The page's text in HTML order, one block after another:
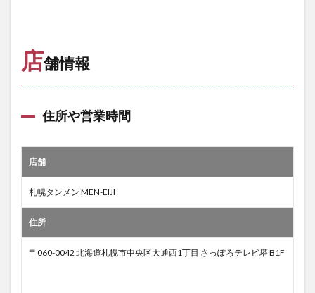
店舗情報
住所や営業時間
店舗
札幌タンメン MEN-EIJI
住所
〒060-0042 北海道札幌市中央区大通西1丁目 さっぽろテレビ塔 B1F